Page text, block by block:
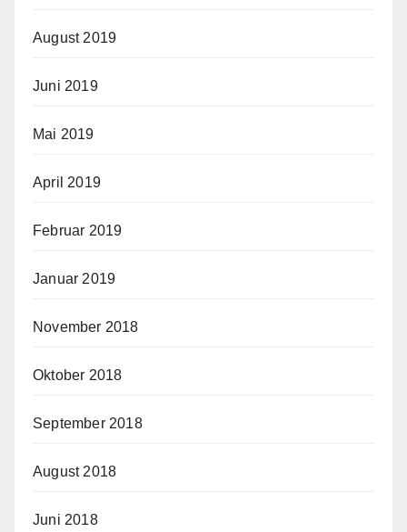
August 2019
Juni 2019
Mai 2019
April 2019
Februar 2019
Januar 2019
November 2018
Oktober 2018
September 2018
August 2018
Juni 2018